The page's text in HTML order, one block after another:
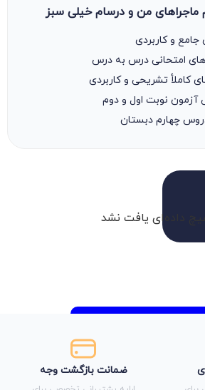
ماجراهای من و درسام خیلی سبز
جامع و کاربردی
امتحانی درس به درس
کاملأ تشریحی و کاربردی
آزمون نوبت اول و دوم
چهارم دبستان
هیچ داده‌ای یافت نشد
ضمانت بازگشت وجه